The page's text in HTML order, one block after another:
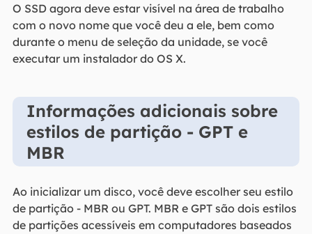
O SSD agora deve estar visível na área de trabalho
com o novo nome que você deu a ele, bem como
durante o menu de seleção da unidade, se você
executar um instalador do OS X.
Informações adicionais sobre
estilos de partição - GPT e
MBR
Ao inicializar um disco, você deve escolher seu estilo
de partição - MBR ou GPT. MBR e GPT são dois estilos
de partições acessíveis em computadores baseados